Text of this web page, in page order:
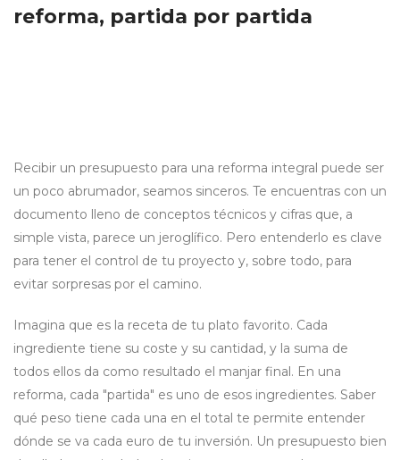
reforma, partida por partida
Recibir un presupuesto para una reforma integral puede ser
un poco abrumador, seamos sinceros. Te encuentras con un
documento lleno de conceptos técnicos y cifras que, a
simple vista, parece un jeroglífico. Pero entenderlo es clave
para tener el control de tu proyecto y, sobre todo, para
evitar sorpresas por el camino.
Imagina que es la receta de tu plato favorito. Cada
ingrediente tiene su coste y su cantidad, y la suma de
todos ellos da como resultado el manjar final. En una
reforma, cada "partida" es uno de esos ingredientes. Saber
qué peso tiene cada una en el total te permite entender
dónde se va cada euro de tu inversión. Un presupuesto bien